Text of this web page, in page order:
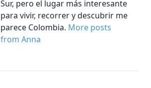
Sur, pero el lugar más interesante
para vivir, recorrer y descubrir me
parece Colombia. More posts
from Anna